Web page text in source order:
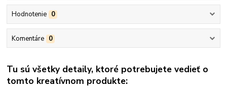
Hodnotenie 0
Komentáre 0
Tu sú všetky detaily, ktoré potrebujete vedieť o
tomto kreatívnom produkte: